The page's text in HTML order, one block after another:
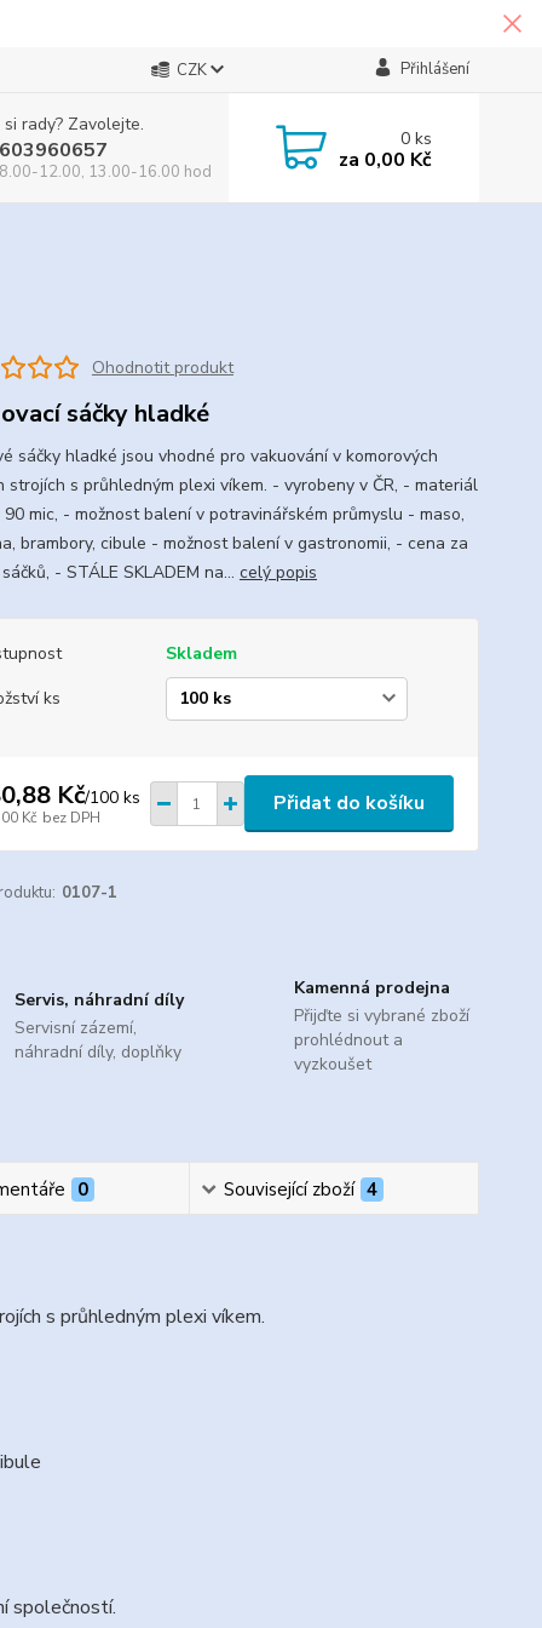
CZK Přihlášení
rady? Zavolejte.
12.00, 13.00-16.00 hod
0ks
za 0,00 Kč
Ohodnotit produkt
sáčky hladké
sáčky hladké jsou vhodné pro vakuování v komorových
strojích s průhledným plexi víkem. - vyrobeny v ČR, - materiál
90 mic, - možnost balení v potravinářském průmyslu - maso,
brambory, cibule - možnost balení v gastronomii, - cena za
- STÁLE SKLADEM na... celý popis
Skladem
ks
Kč/100 ks
Kč bez DPH
Přidat do košíku
0107-1
Servis, náhradní díly
Servisní zázemí,
náhradní díly, doplňky
Kamenná prodejna
Přijďte si vybrané zboží
prohlédnout a
vyzkoušet
0 Související zboží 4
s průhledným plexi víkem.
společností.